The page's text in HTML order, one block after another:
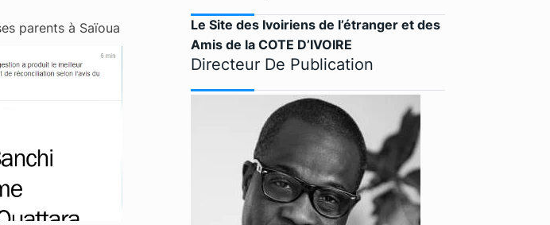
parents à Saïoua
Le Site des Ivoiriens de l’étranger et des
Amis de la COTE D’IVOIRE
Directeur De Publication